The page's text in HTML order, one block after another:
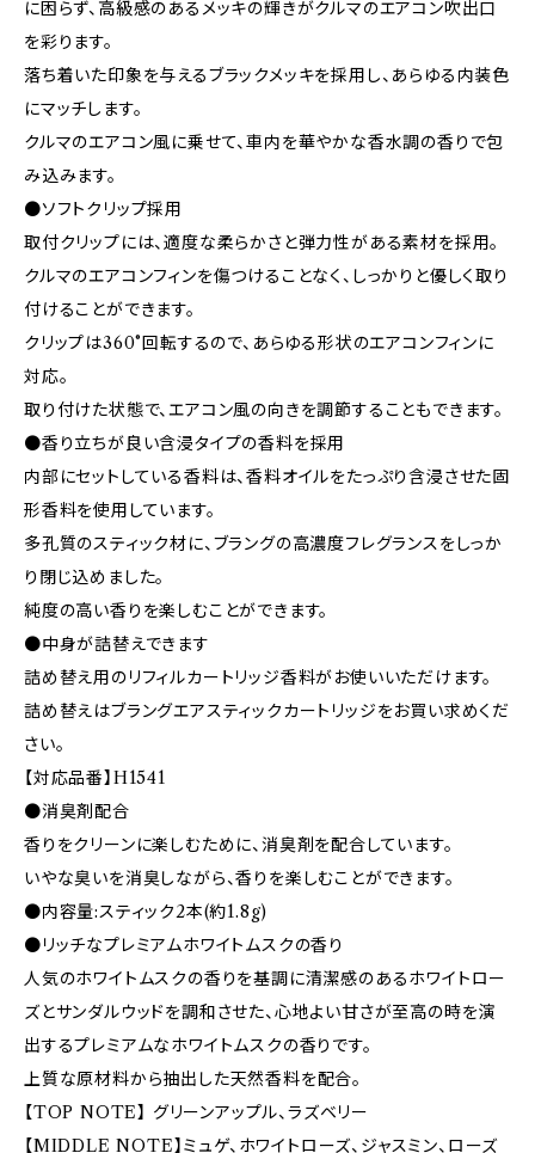
に困らず、高級感のあるメッキの輝きがクルマのエアコン吹出口
を彩ります。
落ち着いた印象を与えるブラックメッキを採用し、あらゆる内装色
にマッチします。
クルマのエアコン風に乗せて、車内を華やかな香水調の香りで包
み込みます。
●ソフトクリップ採用
取付クリップには、適度な柔らかさと弾力性がある素材を採用。
クルマのエアコンフィンを傷つけることなく、しっかりと優しく取り
付けることができます。
クリップは360°回転するので、あらゆる形状のエアコンフィンに
対応。
取り付けた状態で、エアコン風の向きを調節することもできます。
●香り立ちが良い含浸タイプの香料を採用
内部にセットしている香料は、香料オイルをたっぷり含浸させた固
形香料を使用しています。
多孔質のスティック材に、ブラングの高濃度フレグランスをしっか
り閉じ込めました。
純度の高い香りを楽しむことができます。
●中身が詰替えできます
詰め替え用のリフィルカートリッジ香料がお使いいただけます。
詰め替えはブラングエアスティックカートリッジをお買い求めくだ
さい。
【対応品番】H1541
●消臭剤配合
香りをクリーンに楽しむために、消臭剤を配合しています。
いやな臭いを消臭しながら、香りを楽しむことができます。
●内容量:スティック2本(約1.8g)
●リッチなプレミアムホワイトムスクの香り
人気のホワイトムスクの香りを基調に清潔感のあるホワイトロー
ズとサンダルウッドを調和させた、心地よい甘さが至高の時を演
出するプレミアムなホワイトムスクの香りです。
上質な原材料から抽出した天然香料を配合。
【TOP NOTE】 グリーンアップル、ラズベリー
【MIDDLE NOTE】ミュゲ、ホワイトローズ、ジャスミン、ローズ